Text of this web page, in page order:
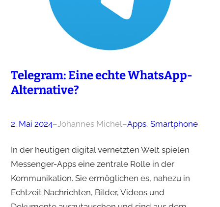
Telegram: Eine echte WhatsApp-
Alternative?
2. Mai 2024–Johannes Michel–Apps, Smartphone
In der heutigen digital vernetzten Welt spielen
Messenger-Apps eine zentrale Rolle in der
Kommunikation. Sie ermöglichen es, nahezu in
Echtzeit Nachrichten, Bilder, Videos und